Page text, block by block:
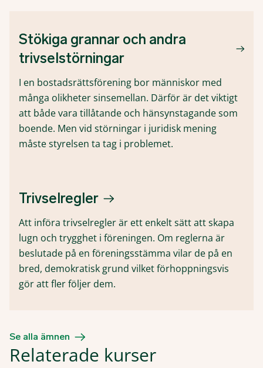
Stökiga grannar och andra
trivselstörningar
I en bostadsrättsförening bor människor med
många olikheter sinsemellan. Därför är det viktigt
att både vara tillåtande och hänsynstagande som
boende. Men vid störningar i juridisk mening
måste styrelsen ta tag i problemet.
Trivselregler
Att införa trivselregler är ett enkelt sätt att skapa
lugn och trygghet i föreningen. Om reglerna är
beslutade på en föreningsstämma vilar de på en
bred, demokratisk grund vilket förhoppningsvis
gör att fler följer dem.
Se alla ämnen
Relaterade kurser